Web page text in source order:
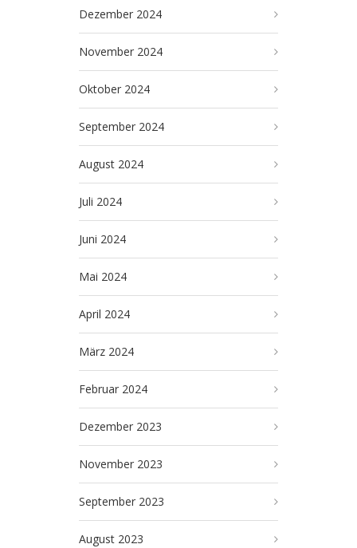
Dezember 2024
November 2024
Oktober 2024
September 2024
August 2024
Juli 2024
Juni 2024
Mai 2024
April 2024
März 2024
Februar 2024
Dezember 2023
November 2023
September 2023
August 2023